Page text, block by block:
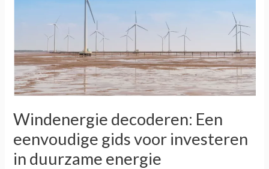
Windenergie decoderen: Een
eenvoudige gids voor investeren
in duurzame energie
investeren
in
duurzame
energie